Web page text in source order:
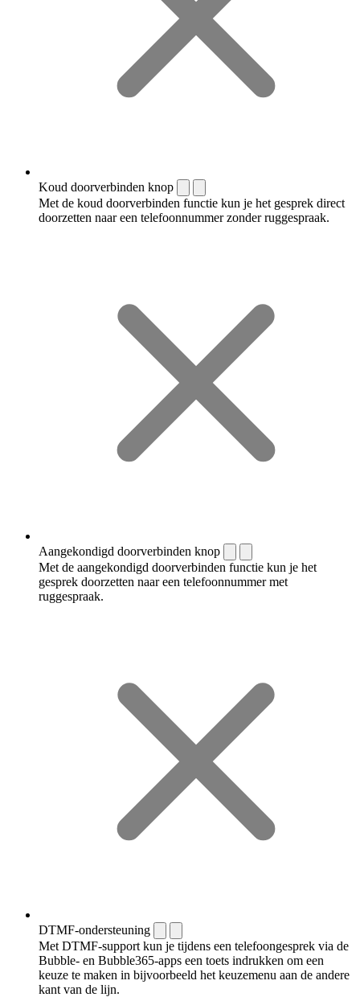
Koud doorverbinden knop
Met de koud doorverbinden functie kun je het gesprek direct
doorzetten naar een telefoonnummer zonder ruggespraak.
Aangekondigd doorverbinden knop
Met de aangekondigd doorverbinden functie kun je het
gesprek doorzetten naar een telefoonnummer met
ruggespraak.
DTMF-ondersteuning
Met DTMF-support kun je tijdens een telefoongesprek via de
Bubble- en Bubble365-apps een toets indrukken om een
keuze te maken in bijvoorbeeld het keuzemenu aan de andere
kant van de lijn.